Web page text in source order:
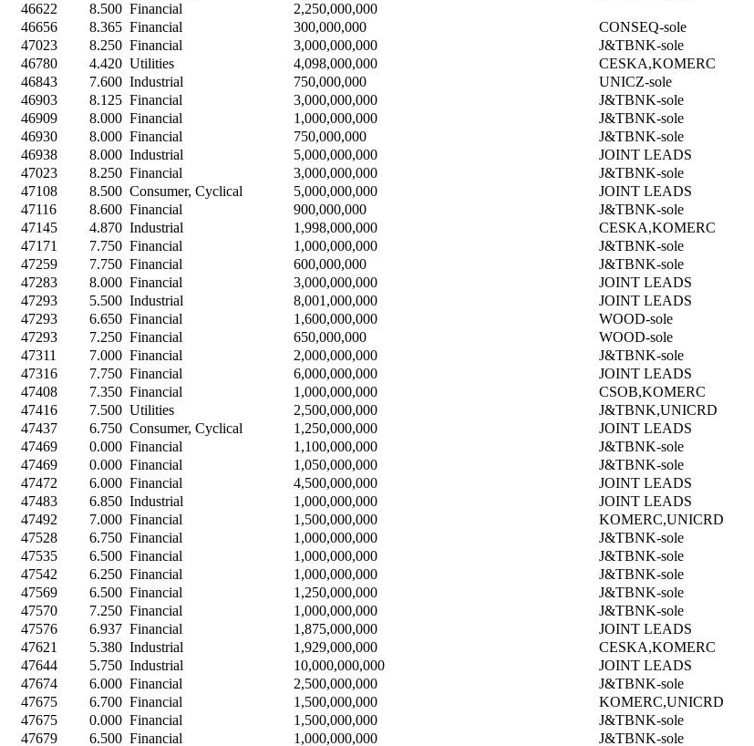
46622 8.500 Financial
2,250,000,000
46656 8.365 Financial 300,000,000
CONSEQ-sole
47023 8.250 Financial 3,000,000,000
J&TBNK-sole
46780 4.420 Utilities 4,098,000,000
CESKA,KOMERC
46843 7.600 Industrial 750,000,000
UNICZ-sole
46903 8.125 Financial 3,000,000,000
J&TBNK-sole
46909 8.000 Financial 1,000,000,000
J&TBNK-sole
46930 8.000 Financial 750,000,000
J&TBNK-sole
46938 8.000 Industrial 5,000,000,000
JOINT LEADS
47023 8.250 Financial 3,000,000,000
J&TBNK-sole
47108 8.500 Consumer, Cyclical 5,000,000,000
JOINT LEADS
47116 8.600 Financial 900,000,000
J&TBNK-sole
47145 4.870 Industrial 1,998,000,000
CESKA,KOMERC
47171 7.750 Financial 1,000,000,000
J&TBNK-sole
47259 7.750 Financial 600,000,000
J&TBNK-sole
47283 8.000 Financial 3,000,000,000
JOINT LEADS
47293 5.500 Industrial 8,001,000,000
JOINT LEADS
47293 6.650 Financial 1,600,000,000
WOOD-sole
47293 7.250 Financial 650,000,000
WOOD-sole
47311 7.000 Financial 2,000,000,000
J&TBNK-sole
47316 7.750 Financial 6,000,000,000
JOINT LEADS
47408 7.350 Financial 1,000,000,000
CSOB,KOMERC
47416 7.500 Utilities 2,500,000,000
J&TBNK,UNICRD
47437 6.750 Consumer, Cyclical 1,250,000,000
JOINT LEADS
47469 0.000 Financial 1,100,000,000
J&TBNK-sole
47469 0.000 Financial 1,050,000,000
J&TBNK-sole
47472 6.000 Financial 4,500,000,000
JOINT LEADS
47483 6.850 Industrial 1,000,000,000
JOINT LEADS
47492 7.000 Financial 1,500,000,000
KOMERC,UNICRD
47528 6.750 Financial 1,000,000,000
J&TBNK-sole
47535 6.500 Financial 1,000,000,000
J&TBNK-sole
47542 6.250 Financial 1,000,000,000
J&TBNK-sole
47569 6.500 Financial 1,250,000,000
J&TBNK-sole
47570 7.250 Financial 1,000,000,000
J&TBNK-sole
47576 6.937 Financial 1,875,000,000
JOINT LEADS
47621 5.380 Industrial 1,929,000,000
CESKA,KOMERC
47644 5.750 Industrial 10,000,000,000
JOINT LEADS
47674 6.000 Financial 2,500,000,000
J&TBNK-sole
47675 6.700 Financial 1,500,000,000
KOMERC,UNICRD
47675 0.000 Financial 1,500,000,000
J&TBNK-sole
47679 6.500 Financial 1,000,000,000 J&TBNK-sole